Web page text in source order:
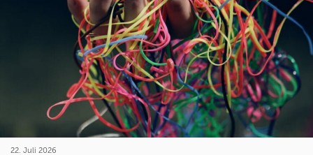
22. Juli 2026